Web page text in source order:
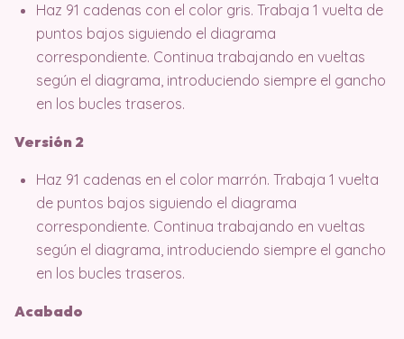
Haz 91 cadenas con el color gris. Trabaja 1 vuelta de
puntos bajos siguiendo el diagrama
correspondiente. Continua trabajando en vueltas
según el diagrama, introduciendo siempre el gancho
en los bucles traseros.
Versión 2
Haz 91 cadenas en el color marrón. Trabaja 1 vuelta
de puntos bajos siguiendo el diagrama
correspondiente. Continua trabajando en vueltas
según el diagrama, introduciendo siempre el gancho
en los bucles traseros.
Acabado